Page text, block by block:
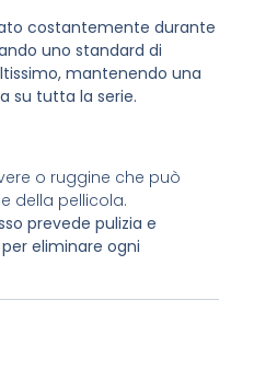
costantemente durante
uno standard di
mantenendo una
su tutta la serie.
o ruggine che può
della pellicola.
prevede pulizia e
eliminare ogni